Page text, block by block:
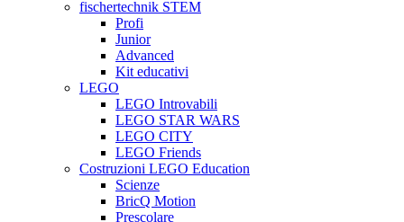
fischertechnik STEM
Profi
Junior
Advanced
Kit educativi
LEGO
LEGO Introvabili
LEGO STAR WARS
LEGO CITY
LEGO Friends
Costruzioni LEGO Education
Scienze
BricQ Motion
Prescolare